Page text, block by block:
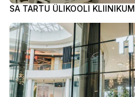
SA TARTU ÜLIKOOLI KLIINIKUM